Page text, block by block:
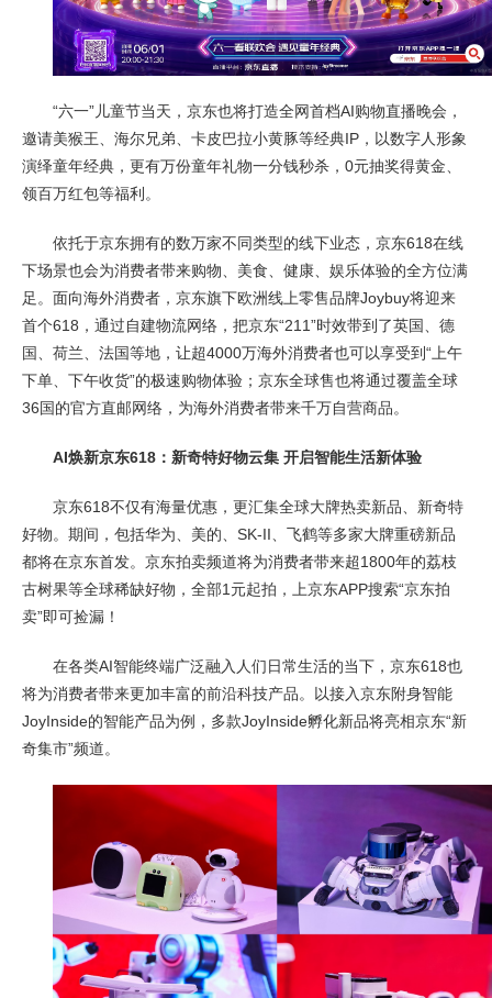
“六一”儿童节当天，京东也将打造全网首档AI购物直播晚会，
邀请美猴王、海尔兄弟、卡皮巴拉小黄豚等经典IP，以数字人形象
演绎童年经典，更有万份童年礼物一分钱秒杀，0元抽奖得黄金、
领百万红包等福利。
依托于京东拥有的数万家不同类型的线下业态，京东618在线
下场景也会为消费者带来购物、美食、健康、娱乐体验的全方位满
足。面向海外消费者，京东旗下欧洲线上零售品牌Joybuy将迎来
首个618，通过自建物流网络，把京东“211”时效带到了英国、德
国、荷兰、法国等地，让超4000万海外消费者也可以享受到“上午
下单、下午收货”的极速购物体验；京东全球售也将通过覆盖全球
36国的官方直邮网络，为海外消费者带来千万自营商品。
AI焕新京东618：新奇特好物云集 开启智能生活新体验
京东618不仅有海量优惠，更汇集全球大牌热卖新品、新奇特
好物。期间，包括华为、美的、SK-II、飞鹤等多家大牌重磅新品
都将在京东首发。京东拍卖频道将为消费者带来超1800年的荔枝
古树果等全球稀缺好物，全部1元起拍，上京东APP搜索“京东拍
卖”即可捡漏！
在各类AI智能终端广泛融入人们日常生活的当下，京东618也
将为消费者带来更加丰富的前沿科技产品。以接入京东附身智能
JoyInside的智能产品为例，多款JoyInside孵化新品将亮相京东“新
奇集市”频道。